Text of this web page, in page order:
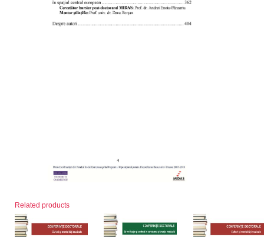
Related products